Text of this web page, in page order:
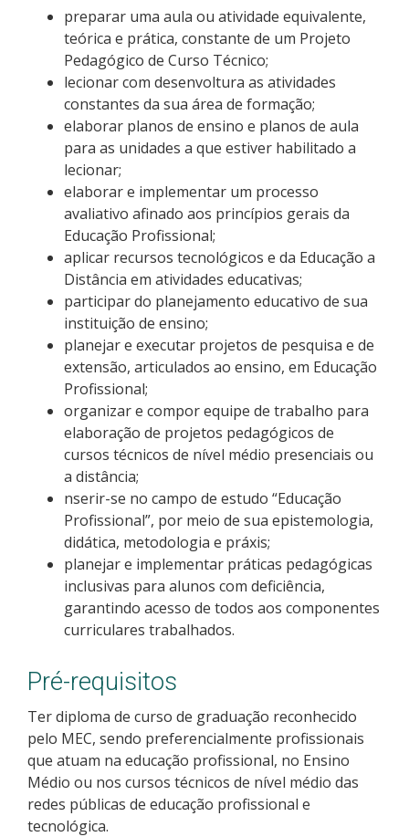
Processos Seletivos
Cotas
Orientações para comprovação de cotas
Inscrições e acompanhamento
Orientações para Matrícula
Estatísticas dos Processos Seletivos
Cadastro de interesse
preparar uma aula ou atividade equivalente,
teórica e prática, constante de um Projeto
Pedagógico de Curso Técnico;
lecionar com desenvoltura as atividades
constantes da sua área de formação;
elaborar planos de ensino e planos de aula
para as unidades a que estiver habilitado a
lecionar;
elaborar e implementar um processo
avaliativo afinado aos princípios gerais da
Educação Profissional;
aplicar recursos tecnológicos e da Educação a
Distância em atividades educativas;
participar do planejamento educativo de sua
instituição de ensino;
planejar e executar projetos de pesquisa e de
extensão, articulados ao ensino, em Educação
Profissional;
organizar e compor equipe de trabalho para
elaboração de projetos pedagógicos de
cursos técnicos de nível médio presenciais ou
a distância;
nserir-se no campo de estudo “Educação
Profissional”, por meio de sua epistemologia,
didática, metodologia e práxis;
planejar e implementar práticas pedagógicas
inclusivas para alunos com deficiência,
garantindo acesso de todos aos componentes
curriculares trabalhados.
Pré-requisitos
Ter diploma de curso de graduação reconhecido
pelo MEC, sendo preferencialmente profissionais
que atuam na educação profissional, no Ensino
Médio ou nos cursos técnicos de nível médio das
redes públicas de educação profissional e
tecnológica.